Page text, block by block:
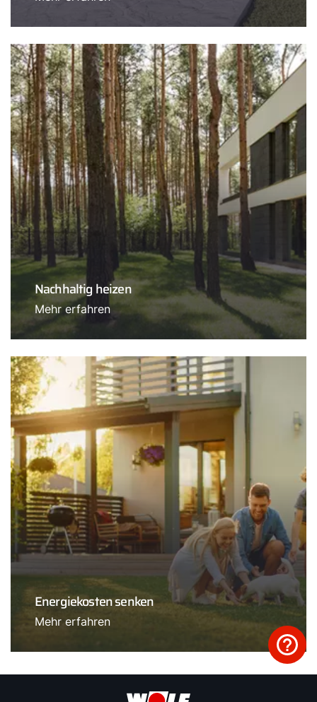
Nachhaltig heizen
Mehr erfahren
Energiekosten senken
Mehr erfahren